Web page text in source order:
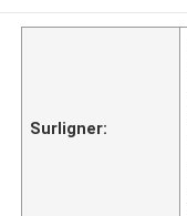
Surligner: